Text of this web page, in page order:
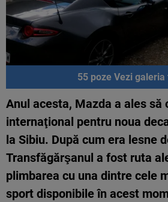
55 poze Vezi galeria
Anul acesta, Mazda a ales să
internaţional pentru noua
la Sibiu. După cum era lesne
Transfăgărşanul a fost ruta
plimbarea cu una dintre cele
sport disponibile în acest